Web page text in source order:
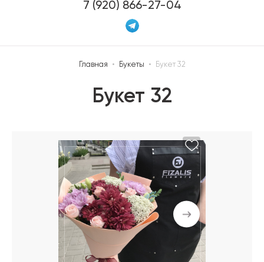
7 (920) 866-27-04
Главная • Букеты • Букет 32
Букет 32